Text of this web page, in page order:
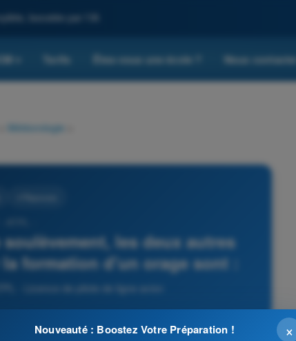
boostée par l'IA
Tarifs Êtes-vous une école ? Nous contacter
Météorologie
les deux autres
formation d'un orage sont :
- Licence de pilote de ligne avion
×
Nouveauté : Boostez Votre Préparation !